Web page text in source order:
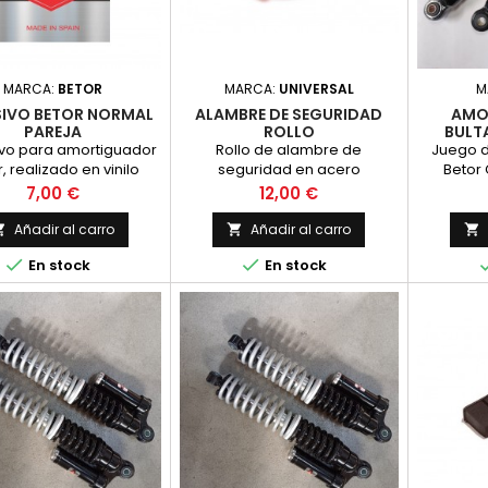
MARCA: BETOR
BETOR NORMAL
PAREJA
para amortiguador
realizado en vinilo
con impresion,
original. PRECIO POR
PAREJA
Precio
7,00 €
Añadir al carro
 En stock
MARCA: UNIVERSAL
ALAMBRE DE SEGURIDAD
ROLLO
Rollo de alambre de
seguridad en acero
inoxidable, imprescindible en
motos de competicion,
Longitud 30 metros y diametro
0.8 mm.
Precio
12,00 €
 Añadir al carro
 En stock
Juego
Betor
350
cuerpo
de
